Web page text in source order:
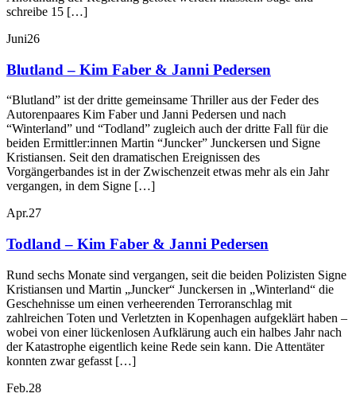
schreibe 15 […]
Juni26
Blutland – Kim Faber & Janni Pedersen
“Blutland” ist der dritte gemeinsame Thriller aus der Feder des
Autorenpaares Kim Faber und Janni Pedersen und nach
“Winterland” und “Todland” zugleich auch der dritte Fall für die
beiden Ermittler:innen Martin “Juncker” Junckersen und Signe
Kristiansen. Seit den dramatischen Ereignissen des
Vorgängerbandes ist in der Zwischenzeit etwas mehr als ein Jahr
vergangen, in dem Signe […]
Apr.27
Todland – Kim Faber & Janni Pedersen
Rund sechs Monate sind vergangen, seit die beiden Polizisten Signe
Kristiansen und Martin „Juncker“ Junckersen in „Winterland“ die
Geschehnisse um einen verheerenden Terroranschlag mit
zahlreichen Toten und Verletzten in Kopenhagen aufgeklärt haben –
wobei von einer lückenlosen Aufklärung auch ein halbes Jahr nach
der Katastrophe eigentlich keine Rede sein kann. Die Attentäter
konnten zwar gefasst […]
Feb.28